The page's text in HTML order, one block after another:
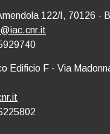
122/I, 70126 -
Edificio F - Via